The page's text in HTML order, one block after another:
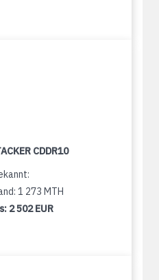
CDDR10
1 273 MTH
2 502 EUR